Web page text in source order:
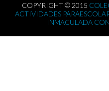
COPYRIGHT © 2015
ACTIVIDADES
INMACULADA